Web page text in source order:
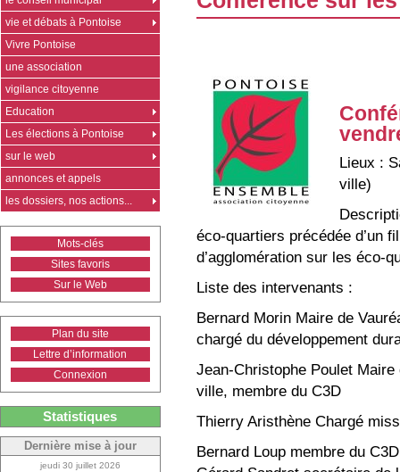
Lieux :
ville)
éco-quartiers précédée d’un
d’agglomération sur les éco-
Liste des intervenants :
Bernard Morin Maire de
chargé du développement
Jean-Christophe Poulet
ville, membre du C3D
Thierry Aristhène Chargé
Bernard Loup membre du
vie et débats à Pontoise
Vivre Pontoise
une association
vigilance citoyenne
Education
Les élections à Pontoise
sur le web
annonces et appels
les dossiers, nos actions...
Mots-clés
Sites favoris
Sur le Web
Plan du site
Lettre d’information
Connexion
Statistiques
Dernière mise à jour
jeudi 30 juillet 2026